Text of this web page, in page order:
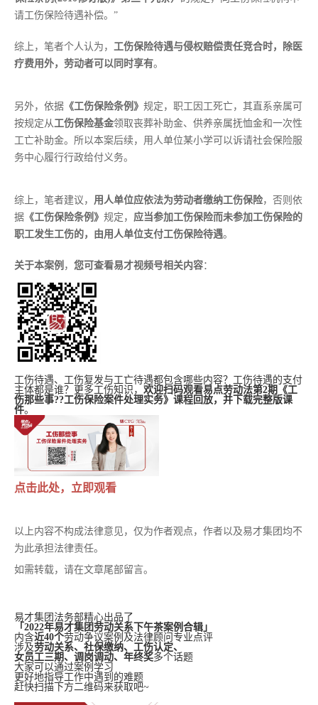
请工伤保险待遇补偿。”
综上，笔者个人认为， 工伤保险待遇与侵权赔偿责任竞合时，除医
疗费用外，劳动者可以同时享有。
另外，依据 《工伤保险条例》 规定，职工因工死亡，其直系亲属可
按规定从 工伤保险基金领取丧葬补助金、供养亲属抚恤金和一次性
工亡补助金。所以本案后续，用人单位某小学可以诉请社会保险服
务中心履行行政给付义务。
综上，笔者建议， 用人单位应依法为劳动者缴纳工伤保险，否则依
据 《工伤保险条例》 规定， 应当参加工伤保险而未参加工伤保险的
职工发生工伤的，由用人单位支付工伤保险待遇。
关于本案例 ， 您可查看易才视频号相关内容：
工伤待遇、工伤复发与工亡待遇都包含哪些内容？工伤待遇的支付
主体都是谁？更多工伤知识， 欢迎扫码观看易点劳动法第2期《工
伤那些事??工伤保险案件处理实务》 课程回放，并下载完整版课
件。
点击此处，立即观看
以上内容不构成法律意见，仅为作者观点，作者以及易才集团均不
为此承担法律责任。
如需转载，请在文章尾部留言。
易才集团法务部精心出品了
「2022年易才集团劳动关系下午茶案例合辑」
内含近40个劳动争议案例及法律顾问专业点评
涉及劳动关系、社保缴纳、工伤认定、
女员工三期、调岗调动、年终奖多个话题
大家可以通过案例学习
更好地指导工作中遇到的难题
赶快扫描下方二维码来获取吧~